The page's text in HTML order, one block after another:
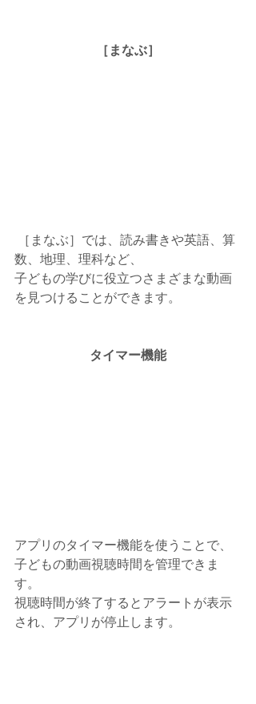
［まなぶ］
数、地理、理科など、
子どもの学びに役立つさまざまな動画
を見つけることができます。
タイマー機能
アプリのタイマー機能を使うことで、
子どもの動画視聴時間を管理できま
す。
視聴時間が終了するとアラートが表示
され、アプリが停止します。